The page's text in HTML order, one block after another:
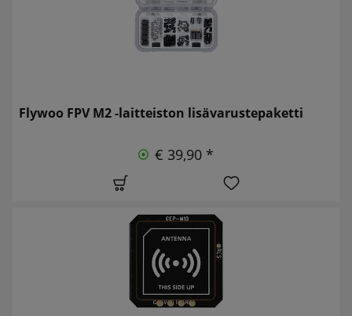
Flywoo FPV M2 -laitteiston lisävarustepaketti
€ 39,90 *